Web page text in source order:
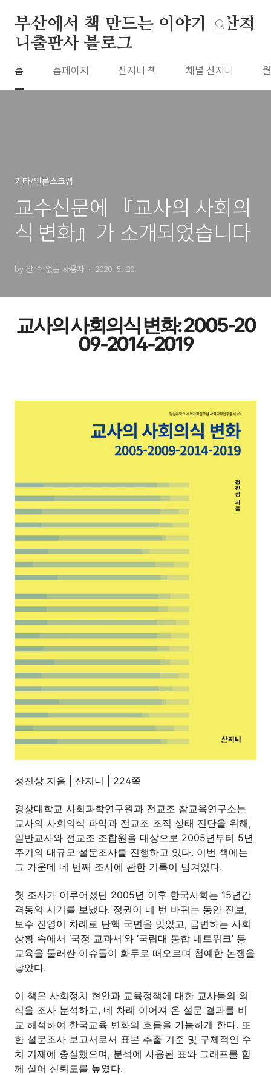
부산에서 책 만드는 이야기 : 산지
니출판사 블로그
홈 홈페이지 산지니 책 채널 산지니
기타/언론스크랩
교수신문에 『교사의 사회의
식 변화』가 소개되었습니다
by 알 수 없는 사용자 2020. 5. 20.
교사의 사회의식 변화: 2005-20
09-2014-2019
정진상 지음 | 산지니 | 224쪽
경상대학교 사회과학연구원과 전교조 참교육연구소는
교사의 사회의식 파악과 전교조 조직 상태 진단을 위해,
일반교사와 전교조 조합원을 대상으로 2005년부터 5년
주기의 대규모 설문조사를 진행하고 있다. 이번 책에는
그 가운데 네 번째 조사에 관한 기록이 담겨있다.
첫 조사가 이루어졌던 2005년 이후 한국사회는 15년간
격동의 시기를 보냈다. 정권이 네 번 바뀌는 동안 진보,
보수 진영이 차례로 탄핵 국면을 맞았고, 급변하는 사회
상황 속에서 ‘국정 교과서’와 ‘국립대 통합 네트워크’ 등
교육을 둘러싼 이슈들이 화두로 떠오르며 첨예한 논쟁을
낳았다.
이 책은 사회정치 현안과 교육정책에 대한 교사들의 의
식을 조사 분석하고, 네 차례 이어져 온 설문 결과를 비
교 해석하여 한국교육 변화의 흐름을 가늠하게 한다. 또
한 설문조사 보고서로서 표본 추출 기준 및 구체적인 수
치 기재에 충실했으며, 분석에 사용된 표와 그래프를 함
께 실어 신뢰도를 높였다.